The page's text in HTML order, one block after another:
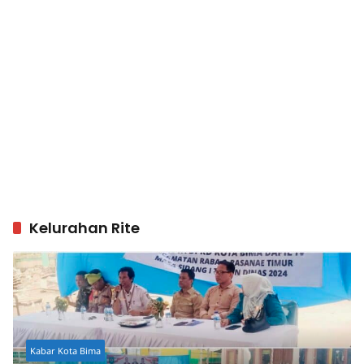
Kelurahan Rite
Kabar Kota Bima